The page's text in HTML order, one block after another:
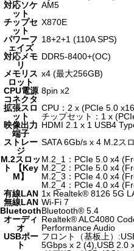
対応ソケ
ット
AM5
チップセ
ット
X870E
パワーフ
ェイズ
18+2+1 (110A SPS)
対応メモ
リ
DDR5-8400+(OC)
メモリス
ロット
x4 (最大256GB)
CPU電源
コネクタ
8pin x2
拡張スロ
ット
CPU：2 x (PCIe 5.0
チップセット：1 x
映像出力
端子
HDMI 2.1 x 1 USB4
ストレー
ジ
SATA 6Gb/s x 4 M.2ス
M.2スロッ
ト 【Key
M】
M.2_1：PCIe 5.0 x4
M.2_2：PCIe 5.0 x4
M.2_3：PCIe 4.0 x4
M.2_4：PCIe 4.0 x4
有線LAN 1x Realtek® 8126 5G
無線LAN Wi-Fi 7
BluetoothBluetooth® 5.4
オーディ
オ
Realtek® ALC4080
Performance Audio
USBポー
ト
フロント（基板上）
5Gbps x 2 (4),USB 2.0